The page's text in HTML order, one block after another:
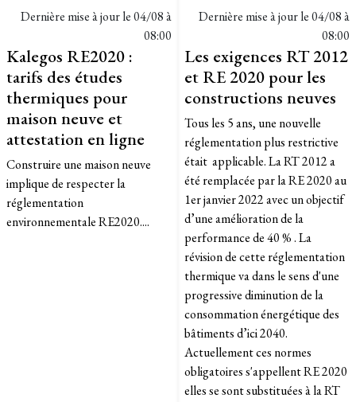
Dernière mise à jour le04/08 à
08:00
Kalegos RE2020 :
tarifs des études
thermiques pour
maison neuve et
attestation en ligne
Construire une maison neuve
implique de respecter la
réglementation
environnementale RE2020....
Dernière mise à jour le04/08 à
08:00
Les exigences RT 2012
et RE 2020 pour les
constructions neuves
​Tous les 5 ans, une nouvelle
réglementation plus restrictive
était applicable. La RT 2012 a
été remplacée par la RE 2020 au
1er janvier 2022 avec un objectif
d’une amélioration de la
performance de 40 % . La
révision de cette réglementation
thermique va dans le sens d'une
progressive diminution de la
consommation énergétique des
bâtiments d’ici 2040.
Actuellement ces normes
obligatoires s'appellent RE 2020
elles se sont substituées à la RT